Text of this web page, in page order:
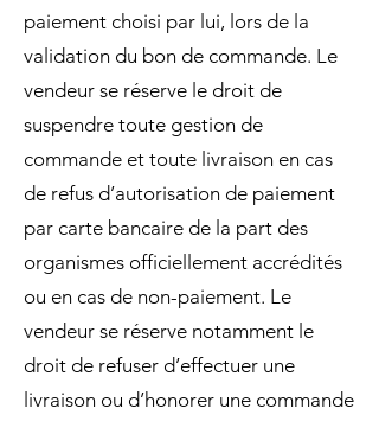
paiement choisi par lui, lors de la
validation du bon de commande. Le
vendeur se réserve le droit de
suspendre toute gestion de
commande et toute livraison en cas
de refus d’autorisation de paiement
par carte bancaire de la part des
organismes officiellement accrédités
ou en cas de non-paiement. Le
vendeur se réserve notamment le
droit de refuser d’effectuer une
livraison ou d’honorer une commande